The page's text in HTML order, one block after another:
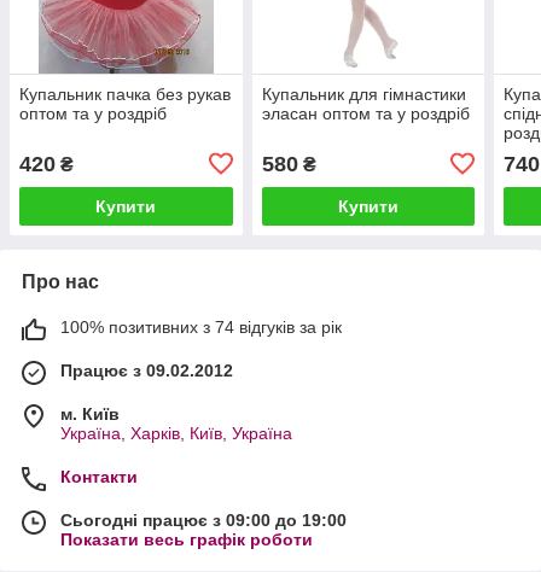
Купальник пачка без рукав
оптом та у роздріб
420 ₴
Купити
Купальник для гімнастики
эласан оптом та у роздріб
580₴
Купити
740
Про нас
100% позитивних з 74 відгуків за рік
Працює з 09.02.2012
м. Київ
Україна, Харків, Київ, Україна
Контакти
Сьогодні працює з 09:00 до 19:00
Показати весь графік роботи